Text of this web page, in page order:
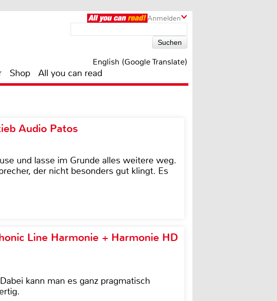
Anmelden
English (Google Translate)
Shop All you can read
Audio Patos
und lasse im Grunde alles weitere weg.
der nicht besonders gut klingt. Es
Line Harmonie + Harmonie HD
kann man es ganz pragmatisch